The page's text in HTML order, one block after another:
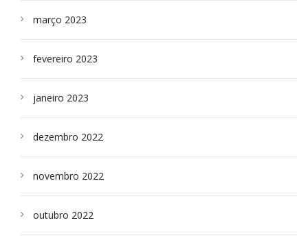
março 2023
fevereiro 2023
janeiro 2023
dezembro 2022
novembro 2022
outubro 2022